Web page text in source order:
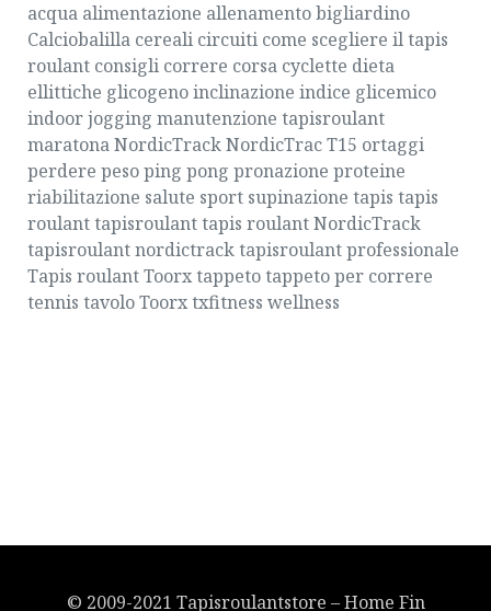
acqua alimentazione allenamentobigliardino
Calciobalilla cereali circuiti come scegliere il tapis
roulant consigli correre corsa cyclette dieta
ellittiche glicogenoinclinazione indice glicemico
indoorjogging manutenzione tapisroulant
maratonaNordicTrackNordicTrac T15 ortaggi
perdere pesoping pong pronazione proteine
riabilitazione salute sport supinazione tapis tapis
roulanttapisroulanttapis roulant NordicTrack
tapisroulant nordictracktapisroulant professionale
Tapis roulant Toorxtappetotappeto per correre
tennis tavoloToorxtxfitness wellness
© 2009-2021 Tapisroulantstore – Home Fin